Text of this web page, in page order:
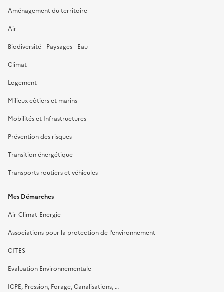
Aménagement du territoire
Air
Biodiversité - Paysages - Eau
Climat
Logement
Milieux côtiers et marins
Mobilités et Infrastructures
Prévention des risques
Transition énergétique
Transports routiers et véhicules
Mes Démarches
Air-Climat-Energie
Associations pour la protection de l’environnement
CITES
Evaluation Environnementale
ICPE, Pression, Forage, Canalisations, …